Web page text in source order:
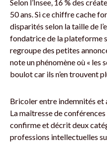
Selon l’Insee, 16 % des
50 ans. Si ce chiffre cache
disparités selon la taille de
fondatrice de la plateforme
regroupe des petites
note un phénomène où « les
boulot car ils n’en trouvent
Bricoler entre indemnités
La maîtresse de
confirme et décrit deux
professions intellectuelles